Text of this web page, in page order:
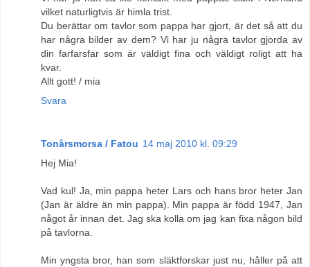
vilket naturligtvis är himla trist.
Du berättar om tavlor som pappa har gjort, är det så att du
har några bilder av dem? Vi har ju några tavlor gjorda av
din farfarsfar som är väldigt fina och väldigt roligt att ha
kvar.
Allt gott! / mia
Svara
Tonårsmorsa / Fatou 14 maj 2010 kl. 09:29
Hej Mia!
Vad kul! Ja, min pappa heter Lars och hans bror heter Jan
(Jan är äldre än min pappa). Min pappa är född 1947, Jan
något år innan det. Jag ska kolla om jag kan fixa någon bild
på tavlorna.
Min yngsta bror, han som släktforskar just nu, håller på att